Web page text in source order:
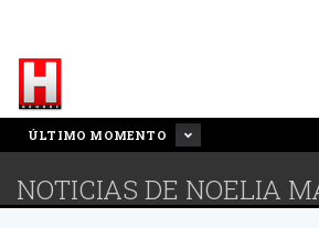
ÚLTIMO MOMENTO
NOTICIAS DE NOELIA